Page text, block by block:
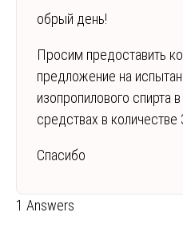
обрый день!
Просим предоставить
предложение на
изопропилового спирта
средствах в количестве
Спасибо
1 Answers